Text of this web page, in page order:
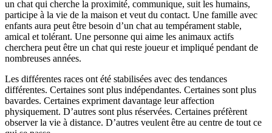
un chat qui cherche la proximité, communique, suit les humains,
participe à la vie de la maison et veut du contact. Une famille avec
enfants aura peut être besoin d’un chat au tempérament stable,
amical et tolérant. Une personne qui aime les animaux actifs
cherchera peut être un chat qui reste joueur et impliqué pendant de
nombreuses années.
Les différentes races ont été stabilisées avec des tendances
différentes. Certaines sont plus indépendantes. Certaines sont plus
bavardes. Certaines expriment davantage leur affection
physiquement. D’autres sont plus réservées. Certaines préfèrent
observer la vie à distance. D’autres veulent être au centre de tout ce